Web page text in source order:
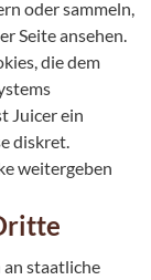
oder sammeln,
Seite ansehen.
die dem
Juicer ein
diskret.
weitergeben
staatliche